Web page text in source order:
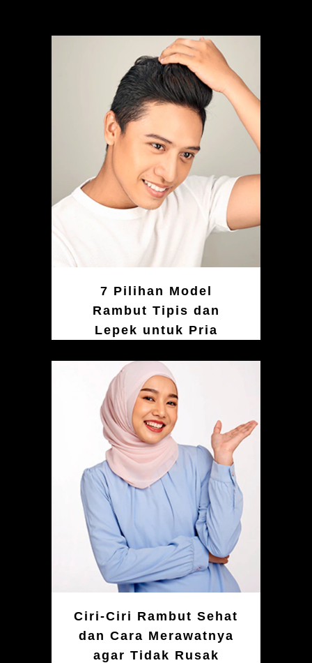
7 Pilihan Model
Rambut Tipis dan
Lepek untuk Pria
Ciri-Ciri Rambut Sehat
dan Cara Merawatnya
agar Tidak Rusak